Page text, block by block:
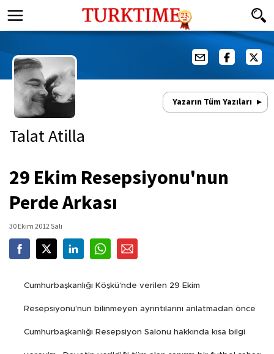
Yazarın Tüm Yazıları
Talat Atilla
29 Ekim Resepsiyonu'nun
Perde Arkası
30 Ekim 2012 Salı
Cumhurbaşkanlığı Köşkü’nde verilen 29 Ekim
Resepsiyonu’nun bilinmeyen ayrıntılarını anlatmadan önce
Cumhurbaşkanlığı Resepsiyon Salonu hakkında kısa bilgi